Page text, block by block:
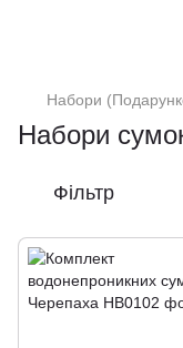
Набори
Набори
Фільтр